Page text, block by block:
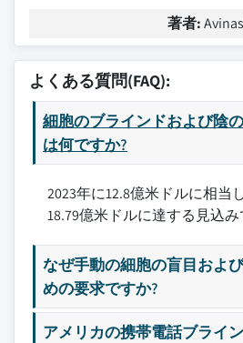
著者:
よくある質問(FAQ):
細胞のブラインドおよび陰
は何ですか?
2023年に12.8億米ドルに相当
18.79億米ドルに達する見込み
なぜ手動の細胞の盲目およ
めの要求ですか?
アメリカの携帯電話ブライ